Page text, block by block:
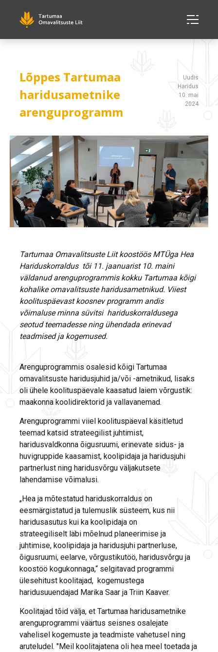
Lõppes Tartumaa
haridusametnike
arenguprogramm
Uudis
Haridus
10. mai
2024
Tartumaa Omavalitsuste Liit koostöös MTÜga Hea
Hariduskorraldus tõi 11. jaanuarist 10. maini
väldanud arenguprogrammis kokku Tartumaa kõigi
kohalike omavalitsuste haridusametnikud. Viiest
koolituspäevast koosnev programm andis
võimaluse minna süvitsi hariduskorraldusega
seotud teemadesse ning ühendada erinevad
teadmised ja kogemused.
Arenguprogrammis osalesid kõigi Tartumaa
omavalitsuste haridusjuhid ja/või -ametnikud, lisaks
oli ühele koolituspäevale kaasatud laiem võrgustik:
maakonna koolidirektorid ja vallavanemad.
Arenguprogrammi viiel koolituspäeval käsitletud
teemad katsid strateegilist juhtimist,
haridusvaldkonna õigusruumi, erinevate sidus- ja
huvigruppide kaasamist, koolipidaja ja haridusjuhi
partnerlust ning haridusvõrgu väljakutsete
lahendamise võimalusi.
„Hea ja mõtestatud hariduskorraldus on
eesmärgistatud ja tulemuslik süsteem, kus nii
haridusasutus kui ka koolipidaja on
strateegiliselt läbi mõelnud planeerimise ja
juhtimise, koolipidaja ja haridusjuhi partnerluse,
õigusruumi, eelarve, võrgustikutöö, haridusvõrgu ja
koostöö kogukonnaga,“ selgitavad programmi
ülesehitust koolitajad, kogemustega
haridusuuendajad Marika Saar ja Triin Kaaver.
Koolitajad tõid välja, et Tartumaa haridusametnike
arenguprogrammi väärtus seisnes osalejate
vahelisel kogemuste ja teadmiste vahetusel ning
aruteludel. "Meil koolitajatena oli hea meel toetada ja